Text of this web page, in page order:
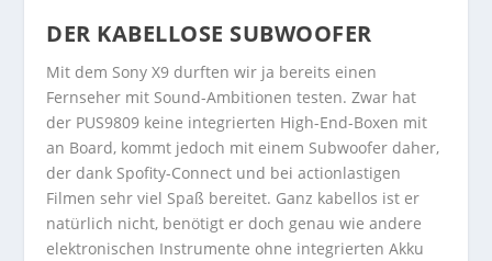
DER KABELLOSE SUBWOOFER
Mit dem Sony X9 durften wir ja bereits einen
Fernseher mit Sound-Ambitionen testen. Zwar hat
der PUS9809 keine integrierten High-End-Boxen mit
an Board, kommt jedoch mit einem Subwoofer daher,
der dank Spofity-Connect und bei actionlastigen
Filmen sehr viel Spaß bereitet. Ganz kabellos ist er
natürlich nicht, benötigt er doch genau wie andere
elektronischen Instrumente ohne integrierten Akku